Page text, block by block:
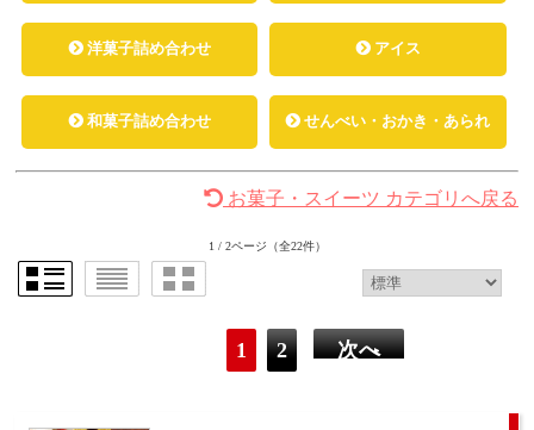
洋菓子詰め合わせ アイス
和菓子詰め合わせ せんべい・おかき・あられ
お菓子・スイーツ カテゴリへ戻る
1 / 2ページ （全22件）
1 2 次へ